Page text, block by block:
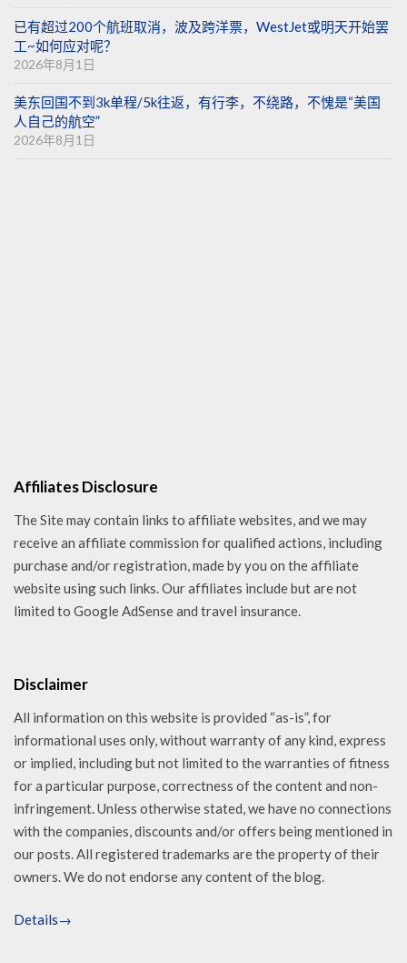
已有超过200个航班取消，波及跨洋票，WestJet或明天开始罢
工~如何应对呢？
2026年8月1日
美东回国不到3k单程/5k往返，有行李，不绕路，不愧是“美国
人自己的航空”
2026年8月1日
Affiliates Disclosure
The Site may contain links to affiliate websites, and we may
receive an affiliate commission for qualified actions, including
purchase and/or registration, made by you on the affiliate
website using such links. Our affiliates include but are not
limited to Google AdSense and travel insurance.
Disclaimer
All information on this website is provided “as-is”, for
informational uses only, without warranty of any kind, express
or implied, including but not limited to the warranties of fitness
for a particular purpose, correctness of the content and non-
infringement. Unless otherwise stated, we have no connections
with the companies, discounts and/or offers being mentioned in
our posts. All registered trademarks are the property of their
owners. We do not endorse any content of the blog.
Details→